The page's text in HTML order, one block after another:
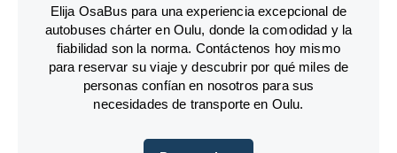
Elija OsaBus para una experiencia excepcional de
autobuses chárter en Oulu, donde la comodidad y la
fiabilidad son la norma. Contáctenos hoy mismo
para reservar su viaje y descubrir por qué miles de
personas confían en nosotros para sus
necesidades de transporte en Oulu.